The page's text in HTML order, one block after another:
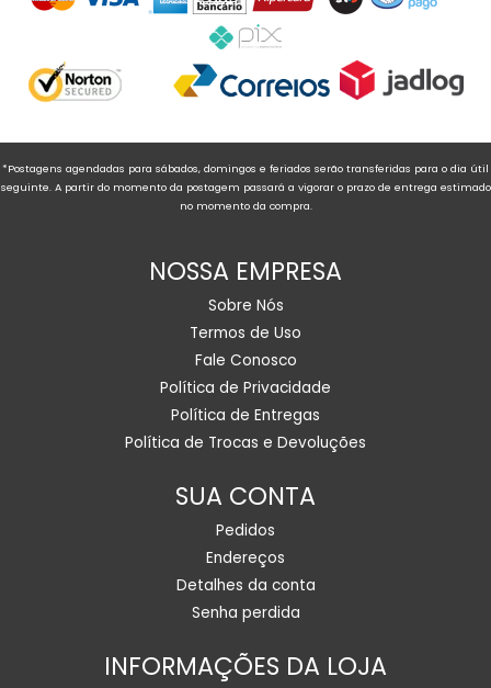
*Postagens agendadas para sábados, domingos e feriados serão transferidas para o dia útil
seguinte. A partir do momento da postagem passará a vigorar o prazo de entrega estimado
no momento da compra.
NOSSA EMPRESA
Sobre Nós
Termos de Uso
Fale Conosco
Política de Privacidade
Política de Entregas
Política de Trocas e Devoluções
SUA CONTA
Pedidos
Endereços
Detalhes da conta
Senha perdida
INFORMAÇÕES DA LOJA